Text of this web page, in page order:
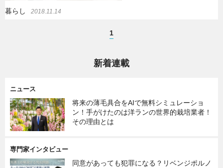
暮らし 2018.11.14
1
新着連載
ニュース
将来の薄毛具合をAIで無料シミュレーショ
ン！手がけたのは洋ランの世界的栽培業者！
その理由とは
専門家インタビュー
同意があっても犯罪になる？リベンジポルノ